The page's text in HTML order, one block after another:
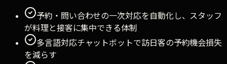
予約・問い合わせの一次対応を自動化し、スタッフ
が料理と接客に集中できる体制
多言語対応チャットボットで訪日客の予約機会損失
を減らす